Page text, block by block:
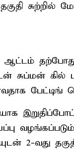
சுற்றில்
ஆட்டம்
கில்
பேட்டிங்
2-வது